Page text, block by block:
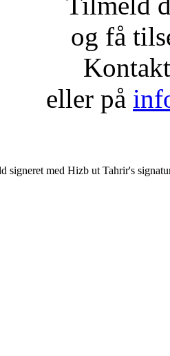
og få
eller på
med Hizb ut Tahrir's